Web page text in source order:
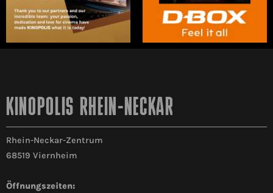
KINOPOLIS RHEIN-NECKAR
Rhein-Neckar-Zentrum
68519 Viernheim
Öffnungszeiten: